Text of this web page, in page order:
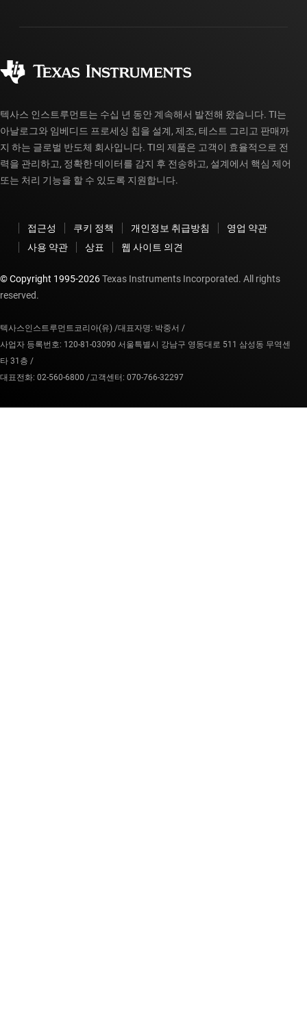
myTI 계정 FAQ
주문 FAQ
텍사스 인스트루먼트는 수십 년 동안 계속해서 발전해 왔습니다. TI는
아날로그와 임베디드 프로세싱 칩을 설계, 제조, 테스트 그리고 판매까
지 하는 글로벌 반도체 회사입니다. TI의 제품은 고객이 효율적으로 전
력을 관리하고, 정확한 데이터를 감지 후 전송하고, 설계에서 핵심 제어
또는 처리 기능을 할 수 있도록 지원합니다.
접근성 쿠키 정책 개인정보 취급방침
영업 약관
사용 약관
상표 웹 사이트 의견
© Copyright 1995-2026Texas Instruments Incorporated. All rights
reserved.
텍사스인스트루먼트코리아(유) /대표자명: 박중서 /
사업자 등록번호: 120-81-03090 서울특별시 강남구 영동대로 511 삼성동 무역센
타 31층 /
대표전화: 02-560-6800 /고객센터: 070-766-32297